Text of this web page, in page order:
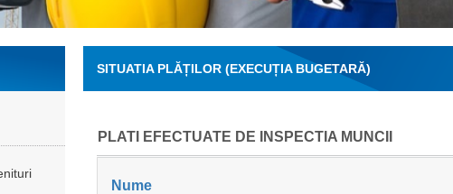
SITUATIA PLĂȚILOR (EXECUȚIA BUGETARĂ)
PLATI EFECTUATE DE INSPECTIA MUNCII
Nume